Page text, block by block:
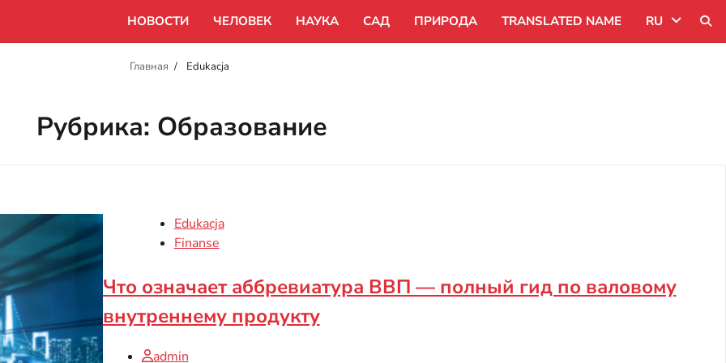
НОВОСТИ ЧЕЛОВЕК НАУКА САД ПРИРОДА TRANSLATED NAME RU
Главная Edukacja
Рубрика: Образование
Edukacja
Finanse
Что означает аббревиатура ВВП — полный гид по валовому
внутреннему продукту
admin